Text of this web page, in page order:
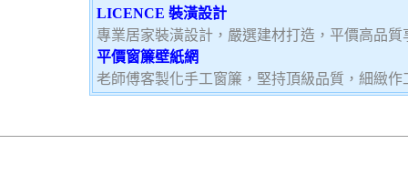
LICENCE 裝潢設計
專業居家裝潢設計，嚴選建材打造，平價高品
平價窗簾壁紙網
老師傅客製化手工窗簾，堅持頂級品質，細緻